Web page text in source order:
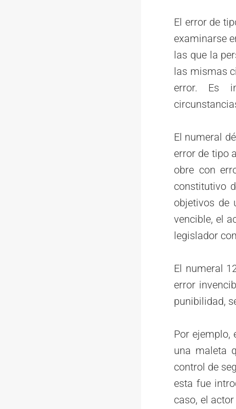
El error de
examinarse
las que la
las mismas
error. Es
El numeral
error de tipo
obre con
constitutivo
objetivos de
vencible, el
legislador
El numeral
error
punibilidad,
Por ejemplo,
una maleta
control de
esta fue
caso, el